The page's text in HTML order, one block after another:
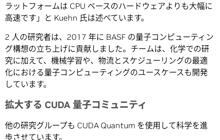
ラットフォームは CPU ベースのハードウェアよりも大幅に
高速です」と Kuehn 氏は述べています。
2 人の研究者は、2017 年に BASF の量子コンピューティン
グ構想の立ち上げに貢献しました。チームは、化学での研
究に加えて、機械学習や、物流とスケジューリングの最適
化における量子コンピューティングのユースケースも開発
しています。
拡大する CUDA 量子コミュニティ
他の研究グループも CUDA Quantum を使用して科学を進
歩させています。